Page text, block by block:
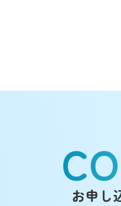
お申し